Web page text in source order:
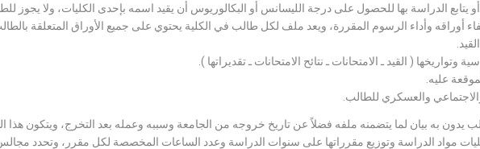
يتابع الدراسة بها للحصول على درجة الليسانس أو البكالوريوس أن يقيد اسمه بإحدى الكليات، ولا
أوراقه وأداء الرسوم المقررة، ويعد ملف لكل طالب في الكلية يحتوي على جميع الأوراق المتعلقة
وتواريخها ( القيد ـ الامتحانات ـ نتائح الامتحانات ـ تقديراتها ).
عليه.
والعسكري للطالب.
به بيان لما يتضمنه ملفه فضلاً عن تاريخ خروجه من الجامعة وسببه وعمله بعد التخرج، ويتكون
للكليات مواد الدراسة وتوزيع مقرراتها على سنوات الدراسة وعدد الساعات المخصصة لكل مقرر، وتحدد